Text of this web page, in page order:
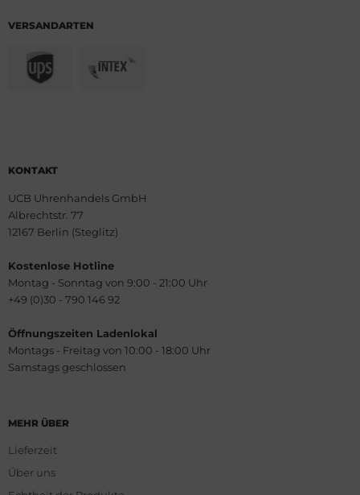
VERSANDARTEN
KONTAKT
UCB Uhrenhandels GmbH
Albrechtstr. 77
12167 Berlin (Steglitz)
Kostenlose Hotline
Montag - Sonntag von 9:00 - 21:00 Uhr
+49 (0)30 - 790 146 92
Öffnungszeiten Ladenlokal
Montags - Freitag von 10:00 - 18:00 Uhr
Samstags geschlossen
MEHR ÜBER
Lieferzeit
Über uns